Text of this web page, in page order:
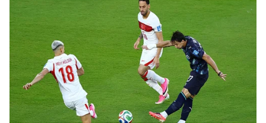
মন্ত্রী কে.কে. গোবিন্দদাস একজন বিজেপি নেতা,
DOWNLOAD APP